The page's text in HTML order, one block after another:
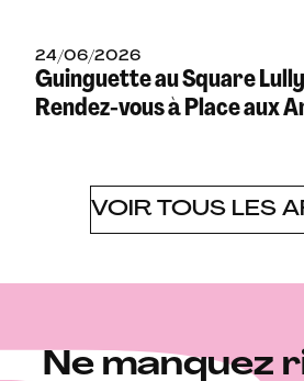
24/06/2026
Guinguette au Square
Rendez-vous à Place aux
VOIR TOUS LES
Ne manquez